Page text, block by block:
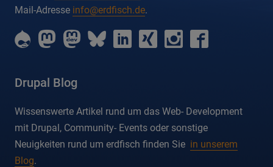
Mail-Adresse info@erdfisch.de.
erdfisch
on
erdfisch
on
erdfisch
on
erdfisch
on
erdfisch
on
erdfisch
on
erdfisch
on
Drupal Blog
Wissenswerte Artikel rund um das Web- Development
mit Drupal, Community- Events oder sonstige
Neuigkeiten rund um erdfisch finden Sie in unserem
Blog.